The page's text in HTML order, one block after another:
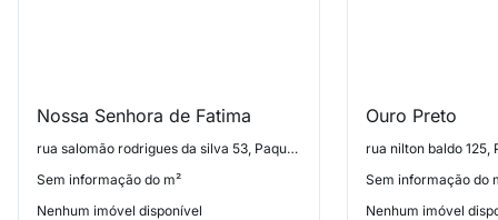
Nossa Senhora de Fatima
rua salomão rodrigues da silva 53, Paquetá
Sem informação do m²
Nenhum imóvel disponível
Ouro Preto
rua nilton baldo 125,
Sem informação do
Nenhum imóvel